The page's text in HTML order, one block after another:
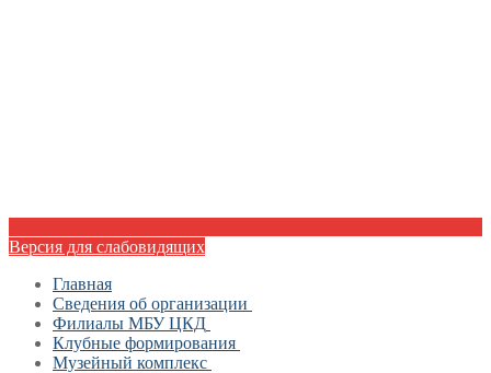
Версия для слабовидящих
Главная
Сведения об организации
Документы
Достижения
Филиалы МБУ ЦКД
МБУ «Центр культуры и досуга»
Филиал Апрелевский ДК
Клубные формирования
Образцовый хореографический ансамбль
Музейный комплекс